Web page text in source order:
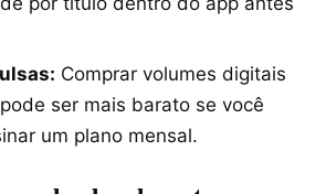
Comprar volumes digitais
ser mais barato se você
um plano mensal.